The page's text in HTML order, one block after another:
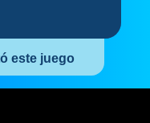
este juego